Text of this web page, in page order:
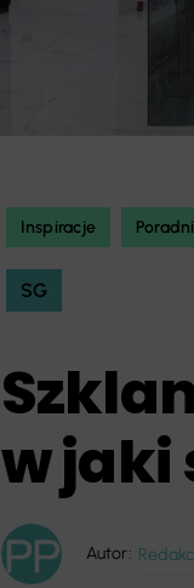
Inspiracje
SG
w jaki
Autor: